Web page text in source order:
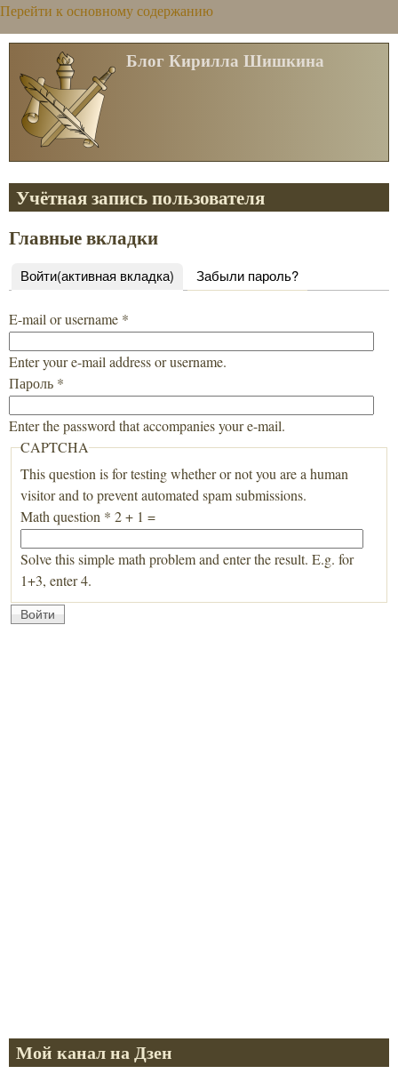
Перейти к основному содержанию
Блог Кирилла Шишкина
Учётная запись пользователя
Главные вкладки
Войти(активная вкладка) Забыли пароль?
E-mail or username *
Enter your e-mail address or username.
Пароль *
Enter the password that accompanies your e-mail.
CAPTCHA
This question is for testing whether or not you are a human
visitor and to prevent automated spam submissions.
Math question * 2 + 1 =
Solve this simple math problem and enter the result. E.g. for
1+3, enter 4.
Мой канал на Дзен